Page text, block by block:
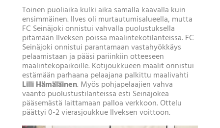
Toinen puoliaika kulki aika samalla kaavalla kuin
ensimmäinen. Ilves oli murtautumisalueella, mutta
FC Seinäjoki onnistui vahvalla puolustuksella
pitämään Ilveksen poissa maalintekotilanteissa. FC
Seinäjoki onnistui parantamaan vastahyökkäys
pelaamistaan ja pääsi pariinkiin otteeseen
maalintekopaikoille. Kotijoukkueen maalit onnistui
estämään parhaana pelaajana palkittu maalivahti
Lilli Hämäläinen. Myös pohjapelaajien vahva
vääntö puolustustilanteissa esti Seinäjokea
pääsemästä laittamaan palloa verkkoon. Ottelu
päättyi 0-2 vierasjoukkue Ilveksen voittoon.